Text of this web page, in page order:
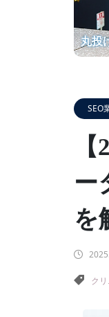
丸投
SEO
ー
を
ク